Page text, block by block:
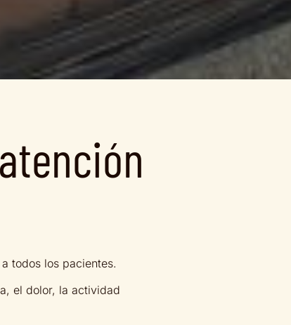
todos los pacientes.
el dolor, la actividad